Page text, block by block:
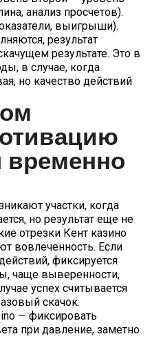
анализ просчетов).
выигрыши).
результат
результате. Это в
в случае, когда
но качество действий
временно
участки, когда
но результат еще не
отрезки Кент казино
вовлеченность. Если
фиксируется
чаще выверенности,
успех считывается
скачок.
— фиксировать
при давление, заметно